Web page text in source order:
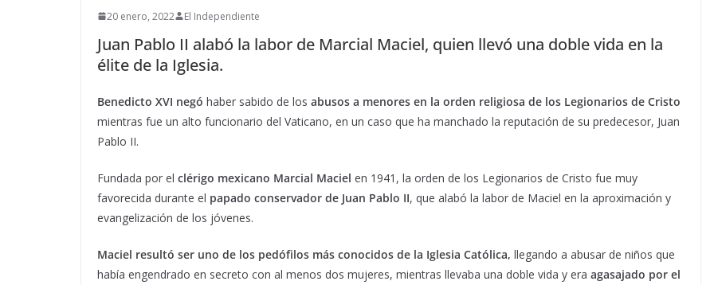
20 enero, 2022 El Independiente
Juan Pablo II alabó la labor de Marcial Maciel, quien llevó una doble vida en la
élite de la Iglesia.
Benedicto XVI negó haber sabido de los abusos a menores en la orden religiosa de los Legionarios de Cristo
mientras fue un alto funcionario del Vaticano, en un caso que ha manchado la reputación de su predecesor, Juan
Pablo II.
Fundada por el clérigo mexicano Marcial Maciel en 1941, la orden de los Legionarios de Cristo fue muy
favorecida durante el papado conservador de Juan Pablo II, que alabó la labor de Maciel en la aproximación y
evangelización de los jóvenes.
Maciel resultó ser uno de los pedófilos más conocidos de la Iglesia Católica, llegando a abusar de niños que
había engendrado en secreto con al menos dos mujeres, mientras llevaba una doble vida y era agasajado por el